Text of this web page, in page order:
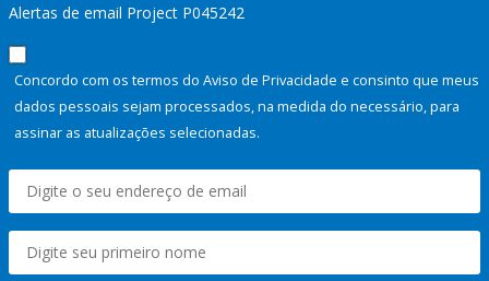
Alertas de email Project P045242
Concordo com os termos do Aviso de Privacidade e consinto que meus
dados pessoais sejam processados, na medida do necessário, para
assinar as atualizações selecionadas.